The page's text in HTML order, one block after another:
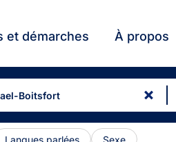
et démarches À propos
Langues parlées Sexe